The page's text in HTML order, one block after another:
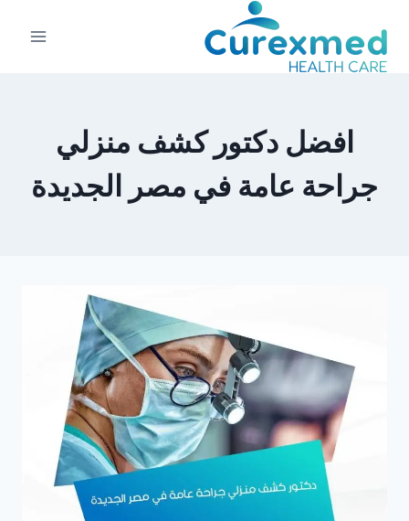
المحتوى
افضل دكتور كشف منزلي
جراحة عامة في مصر الجديدة